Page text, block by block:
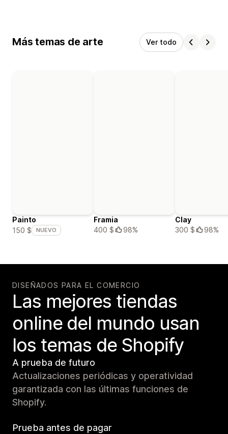
Más temas de arte Ver todo
Painto
150 $
NUEVO
Framia
400 $
98%
Clay
300 $
98%
DISEÑADOS PARA EL COMERCIO
Las mejores tiendas
online del mundo usan
los temas de Shopify
A prueba de futuro
Actualizaciones periódicas y operatividad
garantizada con las últimas funciones de
Shopify.
Prueba antes de pagar